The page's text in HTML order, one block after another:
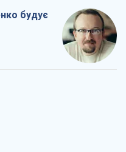
будує